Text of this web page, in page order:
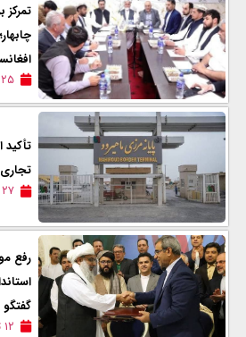
۲۵ جوزا ۱۴۰۵
تأکید
تجاری
۲۷ ثور ۱۴۰۵
رفع
گفتگو
۱۲ ثور ۱۴۰۵